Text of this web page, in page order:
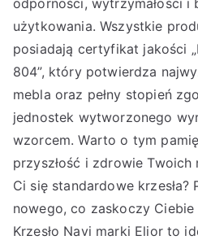
odporności, wytrzymałości i
użytkowania. Wszystkie
posiadają certyfikat jakości
804”, który potwierdza
mebla oraz pełny stopień
jednostek wytworzonego
wzorcem. Warto o tym
przyszłość i zdrowie Twoich
Ci się standardowe krzesła?
nowego, co zaskoczy
Krzesło Navi marki Elior to